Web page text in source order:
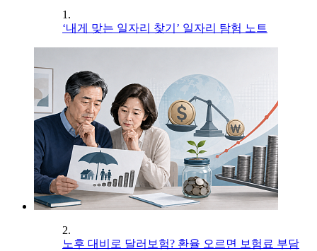
1.
‘내게 맞는 일자리 찾기’ 일자리 탐험 노트
2.
노후 대비로 달러보험? 환율 오르면 보험료 부담